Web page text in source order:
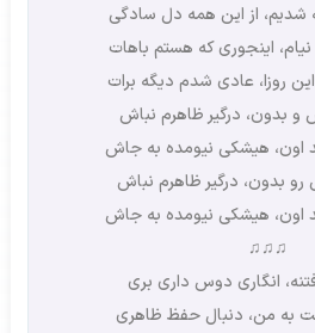
شدیم، از این همه دل سادگی
اینجوری که هستم باهات
روزا، عادی شدم دیگه برات
و بدون، درگیر ظاهرم نباش
اون، هیشکی نیومده به جاش
بدون، درگیر ظاهرم نباش
اون، هیشکی نیومده به جاش
♫♫♫
انگاری دوس داری بری
من، دنبال حفظ ظاهری